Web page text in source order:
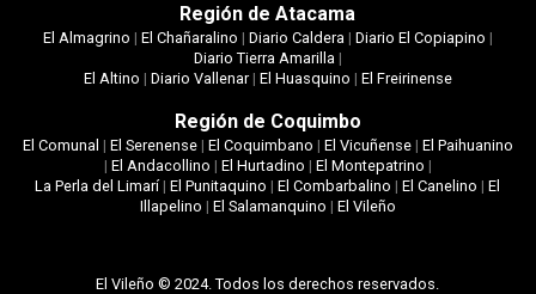
Región de Atacama
El Almagrino | El Chañaralino | Diario Caldera | Diario El Copiapino |
Diario Tierra Amarilla |
El Altino | Diario Vallenar| El Huasquino | El Freirinense
Región de Coquimbo
El Comunal | El Serenense| El Coquimbano | El Vicuñense| El Paihuanino
| El Andacollino | El Hurtadino | El Montepatrino |
La Perla del Limarí|El Punitaquino |El Combarbalino |El Canelino |El
Illapelino | El Salamanquino | El Vileño
El Vileño © 2024. Todos los derechos reservados.